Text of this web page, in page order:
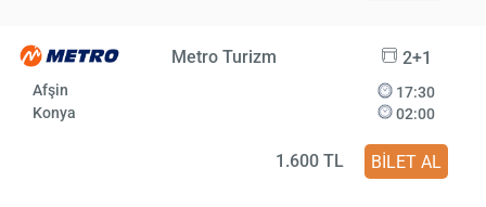
Metro Turizm 2+1
Afşin
Konya
17:30
02:00
1.600 TL BİLET AL